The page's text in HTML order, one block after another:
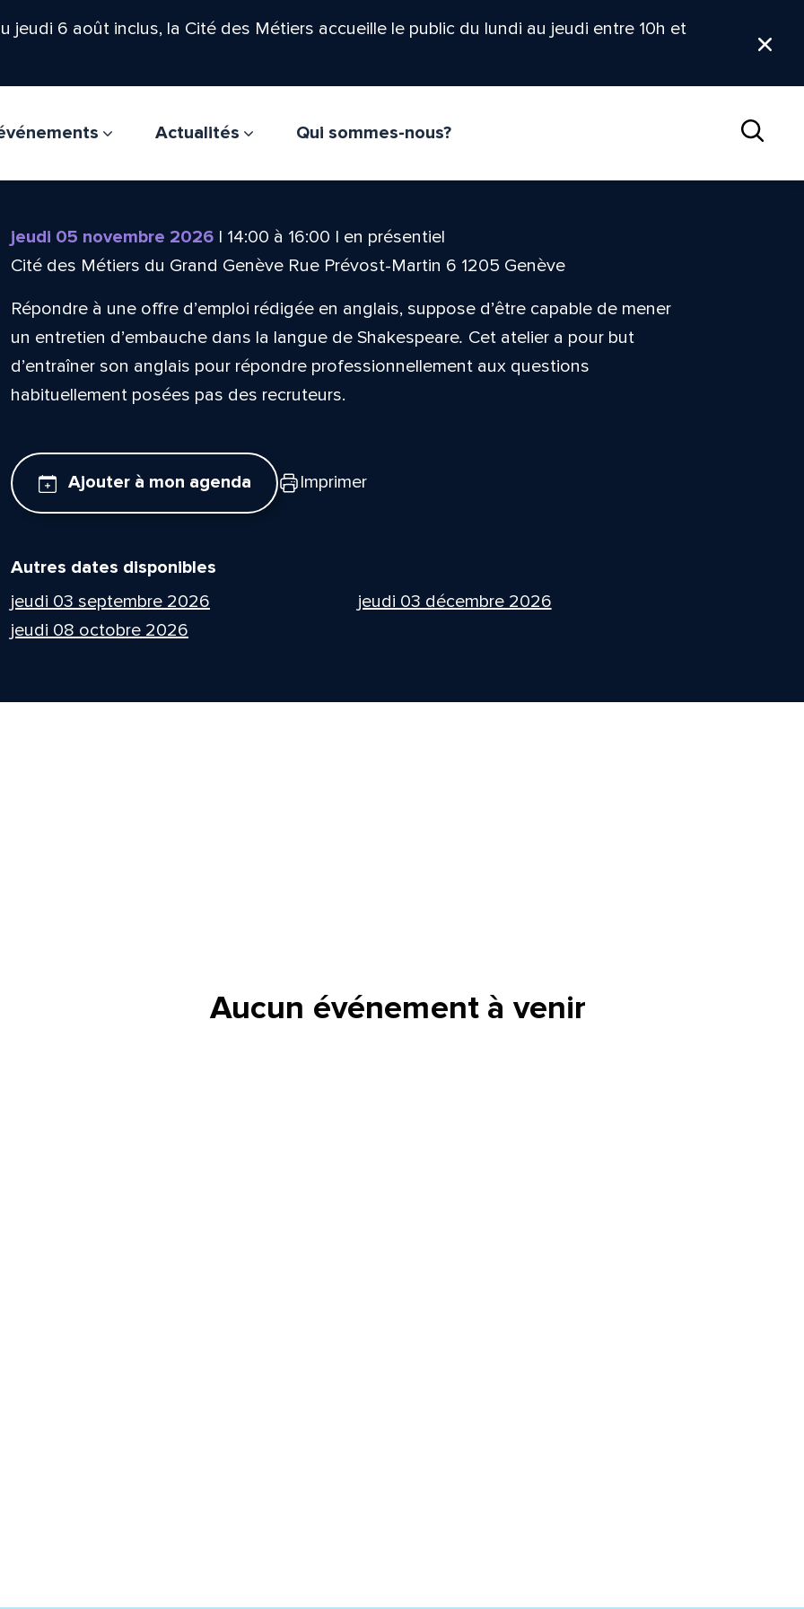
6 août inclus, la Cité des Métiers accueille le public du lundi au jeudi entre 10h et
Actualités
Qui sommes-nous?
jeudi 05 novembre 2026| 14:00 à 16:00 | en présentiel
Cité des Métiers du Grand Genève Rue Prévost-Martin 6 1205 Genève
Répondre à une offre d’emploi rédigée en anglais, suppose d’être capable de mener
un entretien d’embauche dans la langue de Shakespeare. Cet atelier a pour but
d’entraîner son anglais pour répondre professionnellement aux questions
habituellement posées pas des recruteurs.
Ajouter à mon agenda Imprimer
Autres dates disponibles
jeudi 03 septembre 2026
jeudi 08 octobre 2026
jeudi 03 décembre 2026
Aucun événement à venir